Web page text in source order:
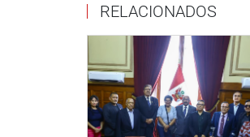
Establece reserva mínima
instituciones de educación
La presidenta de la
Castro (PP), destacó que
compromiso del Estado con
RELACIONADOS